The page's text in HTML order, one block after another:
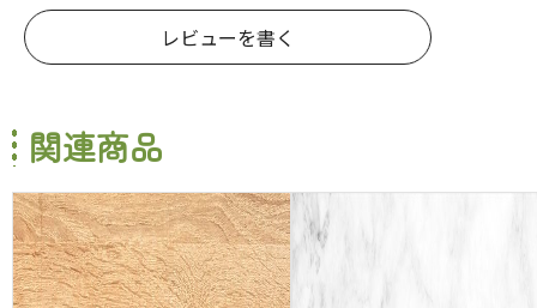
レビューを書く
関連商品